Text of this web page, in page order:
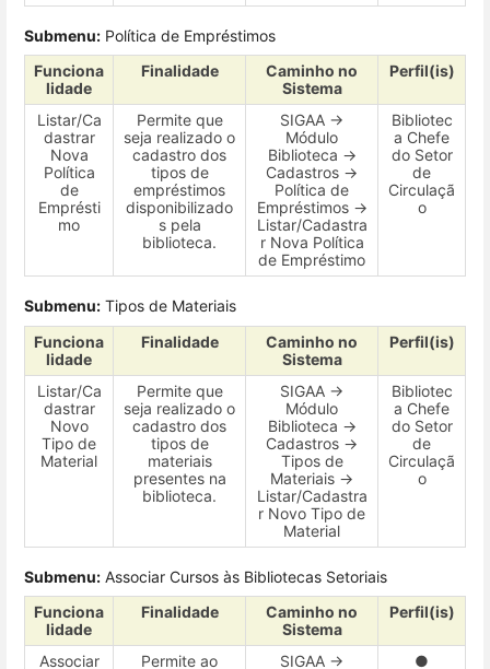
Submenu: Política de Empréstimos
Funciona
lidade
Finalidade
Caminho no
Sistema
Perfil(is)
Listar/Ca
dastrar
Nova
Política
de
Emprésti
mo
Permite que
seja realizado o
cadastro dos
tipos de
empréstimos
disponibilizado
s pela
biblioteca.
SIGAA →
Módulo
Biblioteca →
Cadastros →
Política de
Empréstimos →
Listar/Cadastra
r Nova Política
de Empréstimo
Bibliotec
a Chefe
do Setor
de
Circulaçã
o
Submenu: Tipos de Materiais
Funciona
lidade
Finalidade
Caminho no
Sistema
Perfil(is)
Listar/Ca
dastrar
Novo
Tipo de
Material
Permite que
seja realizado o
cadastro dos
tipos de
materiais
presentes na
biblioteca.
SIGAA →
Módulo
Biblioteca →
Cadastros →
Tipos de
Materiais →
Listar/Cadastra
r Novo Tipo de
Material
Bibliotec
a Chefe
do Setor
de
Circulaçã
o
Submenu: Associar Cursos às Bibliotecas Setoriais
Funciona
lidade
Finalidade
Caminho no
Sistema
Perfil(is)
Associar
Permite ao
SIGAA →
●